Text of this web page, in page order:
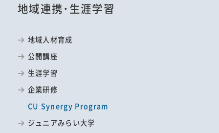
地域連携･生涯学習
地域人材育成
公開講座
生涯学習
企業研修
CU Synergy Program
ジュニアみらい大学